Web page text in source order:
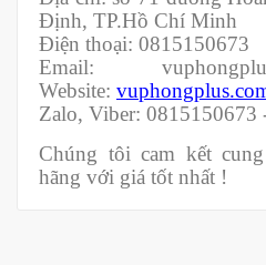
Định, TP.Hồ Chí Minh
Điện thoại: 0815150673
Email:
Website:
Zalo, Viber: 0815150673
Chúng tôi cam kết
hãng với giá tốt nhất !